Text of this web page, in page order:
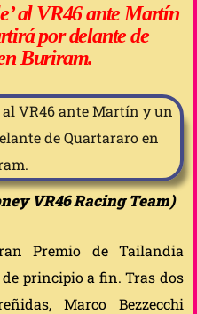
al VR46 ante Martín
por delante de
Buriram.
VR46 Racing Team)
Premio de Tailandia
de principio a fin. Tras dos
Marco Bezzecchi